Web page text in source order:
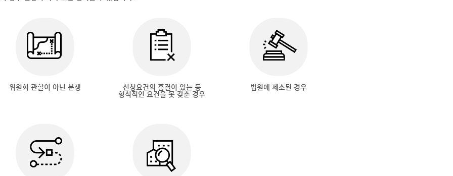
위원회 관할이 아닌 분쟁 신청요건의 흠결이 있는 등
형식적인 요건을 못 갖춘 경우
법원에 제소된 경우